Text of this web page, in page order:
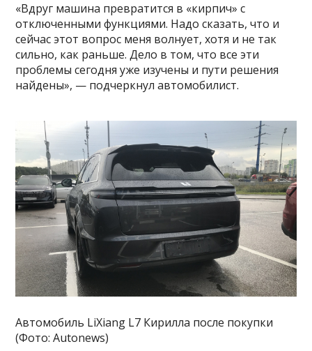
«Вдруг машина превратится в «кирпич» с
отключенными функциями. Надо сказать, что и
сейчас этот вопрос меня волнует, хотя и не так
сильно, как раньше. Дело в том, что все эти
проблемы сегодня уже изучены и пути решения
найдены», — подчеркнул автомобилист.
Автомобиль LiXiang L7 Кирилла после покупки
(Фото: Autonews)